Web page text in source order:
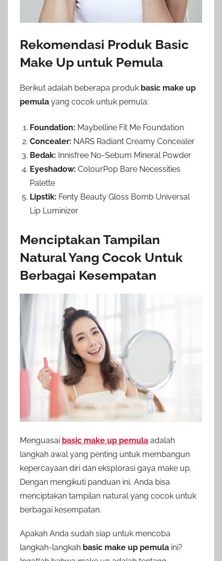
Rekomendasi Produk Basic
Make Up untuk Pemula
Berikut adalah beberapa produk basic make up
pemula yang cocok untuk pemula:
Foundation: Maybelline Fit Me Foundation
Concealer: NARS Radiant Creamy Concealer
Bedak: Innisfree No-Sebum Mineral Powder
Eyeshadow: ColourPop Bare Necessities
Palette
Lipstik: Fenty Beauty Gloss Bomb Universal
Lip Luminizer
Menciptakan Tampilan
Natural Yang Cocok Untuk
Berbagai Kesempatan
Menguasai basic make up pemula adalah
langkah awal yang penting untuk membangun
kepercayaan diri dan eksplorasi gaya make up.
Dengan mengikuti panduan ini, Anda bisa
menciptakan tampilan natural yang cocok untuk
berbagai kesempatan.
Apakah Anda sudah siap untuk mencoba
langkah-langkah basic make up pemula ini?